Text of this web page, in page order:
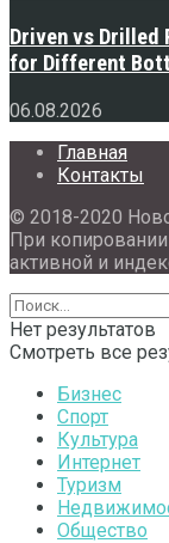
Driven vs Drilled
for Different
06.08.2026
Главная
Контакты
© 2018-2020
При копировании
активной и
Нет результатов
Смотреть все
Бизнес
Спорт
Культура
Интернет
Туризм
Общество